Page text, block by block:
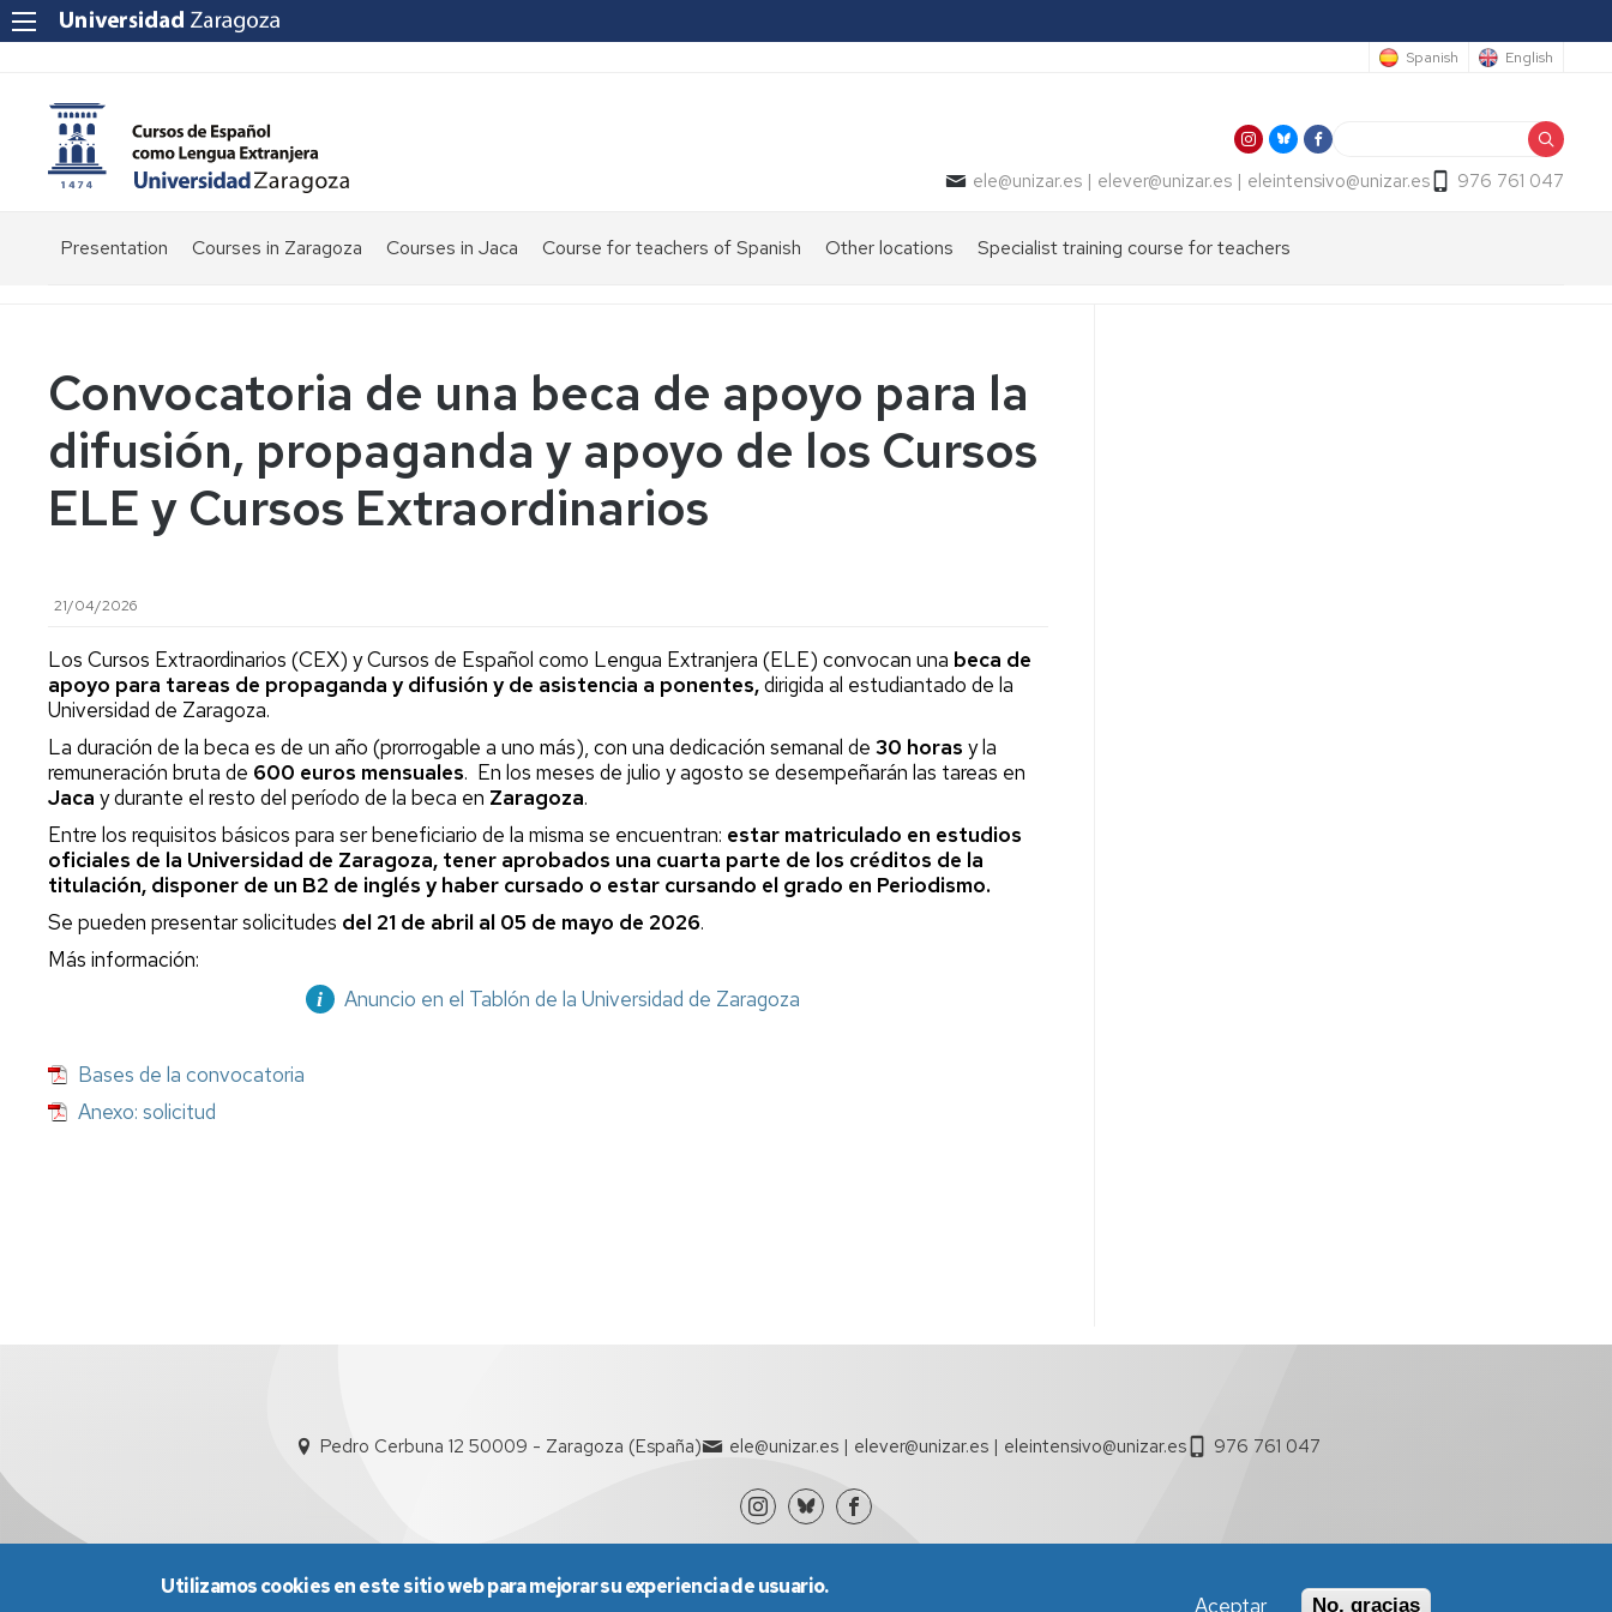
Spanish English
ele@unizar.es | elever@unizar.es | eleintensivo@unizar.es 976 761 047
Presentation Courses in Zaragoza Courses in Jaca Course for teachers of Spanish Other locations Specialist training course for teachers
Convocatoria de una beca de apoyo para la
difusión, propaganda y apoyo de los Cursos
ELE y Cursos Extraordinarios
21/04/2026
Los Cursos Extraordinarios (CEX) y Cursos de Español como Lengua Extranjera (ELE) convocan una beca de
apoyo para tareas de propaganda y difusión y de asistencia a ponentes,dirigida al estudiantado de la
Universidad de Zaragoza.
La duración de la beca es de un año (prorrogable a uno más), con una dedicación semanal de 30 horas y la
remuneración bruta de 600 euros mensuales. En los meses de julio y agosto se desempeñarán las tareas en
Jaca y durante el resto del período de la beca en Zaragoza.
Entre los requisitos básicos para ser beneficiario de la misma se encuentran: estar matriculado en estudios
oficiales de la Universidad de Zaragoza, tener aprobados una cuarta parte de los créditos de la
titulación, disponer de un B2 de inglés y haber cursado o estar cursando el grado en Periodismo.
Se pueden presentar solicitudes del 21 de abril al 05 de mayo de 2026.
Más información:
Anuncio en el Tablón de la Universidad de Zaragoza
Bases de la convocatoria
Anexo: solicitud
Pedro Cerbuna 12 50009 - Zaragoza (España) ele@unizar.es | elever@unizar.es | eleintensivo@unizar.es 976 761 047
Utilizamos cookies en este sitio web para mejorar su experiencia de usuario.
Aceptar No, gracias